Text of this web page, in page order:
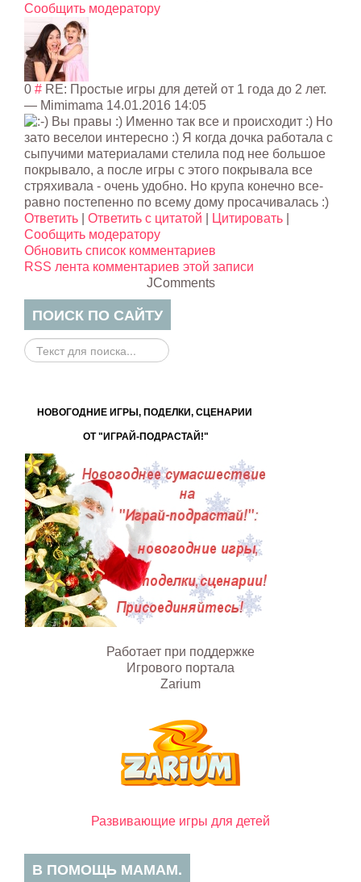
Сообщить модератору
0 # RE: Простые игры для детей от 1 года до 2 лет.
— Mimimama 14.01.2016 14:05
Вы правы :) Именно так все и происходит :) Но
зато веселои интересно :) Я когда дочка работала с
сыпучими материалами стелила под нее большое
покрывало, а после игры с этого покрывала все
стряхивала - очень удобно. Но крупа конечно все-
равно постепенно по всему дому просачивалась :)
Ответить
Ответить с цитатой Цитировать
Сообщить модератору
Обновить список комментариев
RSS лента комментариев этой записи
JComments
ПОИСК ПО САЙТУ
НОВОГОДНИЕ ИГРЫ, ПОДЕЛКИ, СЦЕНАРИИ
ОТ "ИГРАЙ-ПОДРАСТАЙ!"
Работает при поддержке
Игрового портала
Zarium
Развивающие игры для детей
В ПОМОЩЬ МАМАМ.